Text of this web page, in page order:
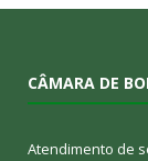
CÂMARA DE
Atendimento de